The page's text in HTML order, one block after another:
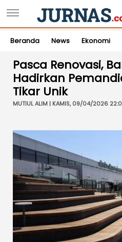
Beranda News Ekonomi
Pasca Renovasi,
Hadirkan
Tikar Unik
MUTIUL ALIM | KAMIS, 09/04/2026